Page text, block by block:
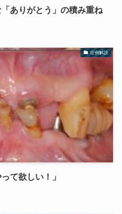
ありがとう」の積み重ね
症例解説
て欲しい！」